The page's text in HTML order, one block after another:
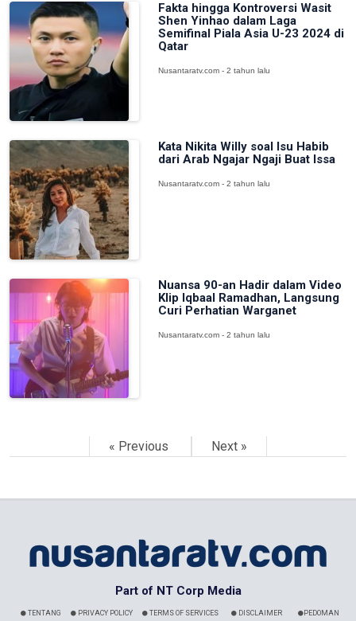
Fakta hingga Kontroversi Wasit
Shen Yinhao dalam Laga
Semifinal Piala Asia U-23 2024 di
Qatar
Nusantaratv.com - 2 tahun lalu
Kata Nikita Willy soal Isu Habib
dari Arab Ngajar Ngaji Buat Issa
Nusantaratv.com - 2 tahun lalu
Nuansa 90-an Hadir dalam Video
Klip Iqbaal Ramadhan, Langsung
Curi Perhatian Warganet
Nusantaratv.com - 2 tahun lalu
« Previous Next »
Part of NT Corp Media
TENTANG PRIVACY POLICY TERMS OF SERVICES DISCLAIMER PEDOMAN